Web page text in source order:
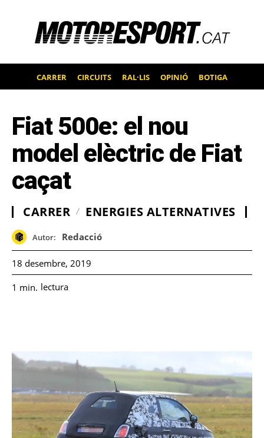
CARRER CIRCUITS RAL·LIS OPINIÓ BOTIGA
Fiat 500e: el nou
model elèctric de Fiat
caçat
CARRER ENERGIES ALTERNATIVES
Autor: Redacció
18 desembre, 2019
1 min. lectura